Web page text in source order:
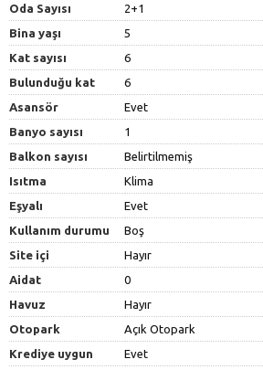
Oda Sayısı
2+1
Bina yaşı
5
Kat sayısı
6
Bulunduğu kat
6
Asansör
Evet
Banyo sayısı
1
Balkon sayısı
Belirtilmemiş
Isıtma
Klima
Eşyalı
Evet
Kullanım durumu
Boş
Site içi
Hayır
Aidat
0
Havuz
Hayır
Otopark
Açık Otopark
Krediye uygun
Evet